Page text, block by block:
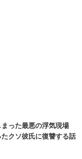
った最悪の浮気現場
たクソ彼氏に復讐する話